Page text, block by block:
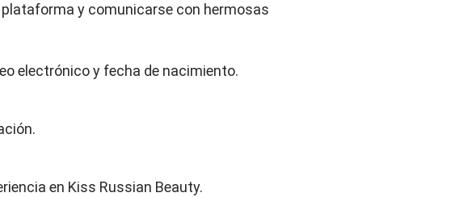
y comunicarse con hermosas
electrónico y fecha de nacimiento.
en Kiss Russian Beauty.